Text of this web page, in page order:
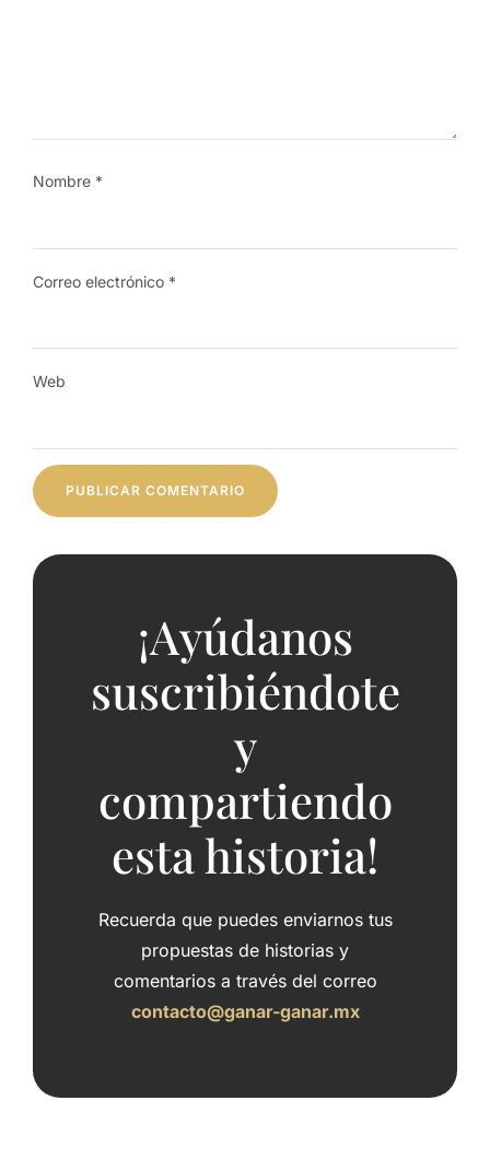
Nombre *
Correo electrónico *
Web
¡Ayúdanos
suscribiéndote
y
compartiendo
esta historia!
Recuerda que puedes enviarnos tus
propuestas de historias y
comentarios a través del correo
contacto@ganar-ganar.mx